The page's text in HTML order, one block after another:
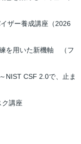
ザー養成講座（2026
練を用いた新機軸 （フ
NIST CSF 2.0で、止ま
講座